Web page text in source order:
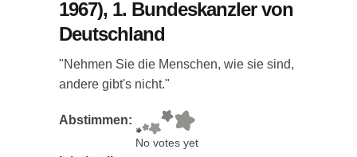
1967), 1. Bundeskanzler von
Deutschland
"Nehmen Sie die Menschen, wie sie sind,
andere gibt's nicht."
Abstimmen:
No votes yet